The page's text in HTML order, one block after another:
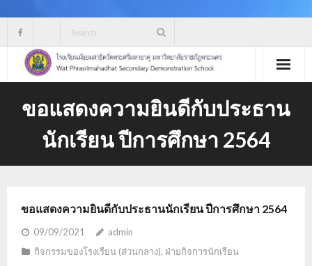
content
ขอแสดงความยินดีกับประธาน
นักเรียน ปีการศึกษา 2564
ขอแสดงความยินดีกับประธานนักเรียน ปีการศึกษา 2564
09/09/2021
admin
กิจกรรมของโรงเรียน (ส่วนกลาง), ฝ่ายกิจการนักเรียน